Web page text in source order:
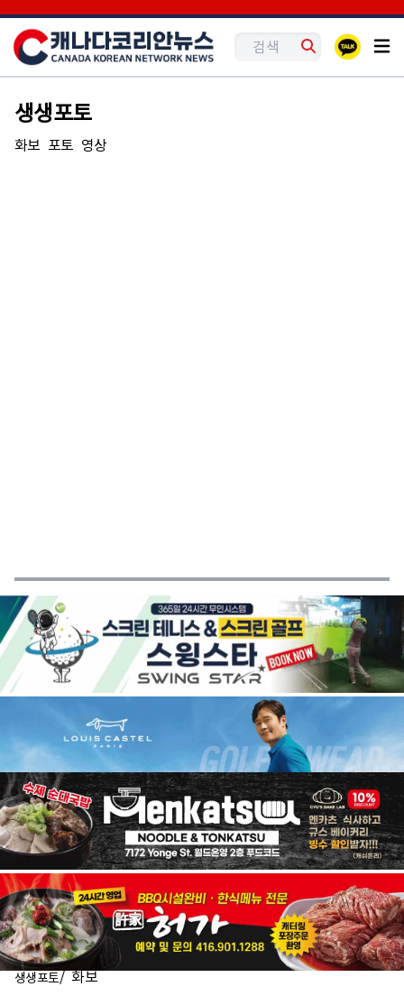
생생포토
화보 포토 영상
생생포토/ 화보